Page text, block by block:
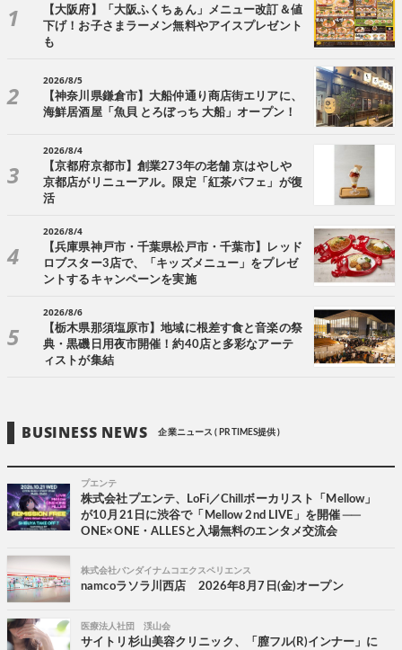
【大阪府】「大阪ふくちぁん」メニュー改訂＆値
下げ！お子さまラーメン無料やアイスプレゼント
も
2026/8/5
【神奈川県鎌倉市】大船仲通り商店街エリアに、
海鮮居酒屋「魚貝 とろぼっち 大船」オープン！
2026/8/4
【京都府京都市】創業273年の老舗 京はやしや
京都店がリニューアル。限定「紅茶パフェ」が復
活
2026/8/4
【兵庫県神戸市・千葉県松戸市・千葉市】レッド
ロブスター3店で、「キッズメニュー」をプレゼ
ントするキャンペーンを実施
2026/8/6
【栃木県那須塩原市】地域に根差す食と音楽の祭
典・黒磯日用夜市開催！約40店と多彩なアーテ
ィストが集結
BUSINESS NEWS 企業ニュース ( PR TIMES提供 )
プエンテ
株式会社プエンテ、LoFi／Chillボーカリスト「Mellow」
が10月21日に渋谷で「Mellow 2nd LIVE」を開催 ──
ONE×ONE・ALLESと入場無料のエンタメ交流会
株式会社バンダイナムコエクスペリエンス
namcoラソラ川西店 2026年8月7日(金)オープン
医療法人社団 渓山会
サイトリ杉山美容クリニック、「膣フル(R)インナー」に